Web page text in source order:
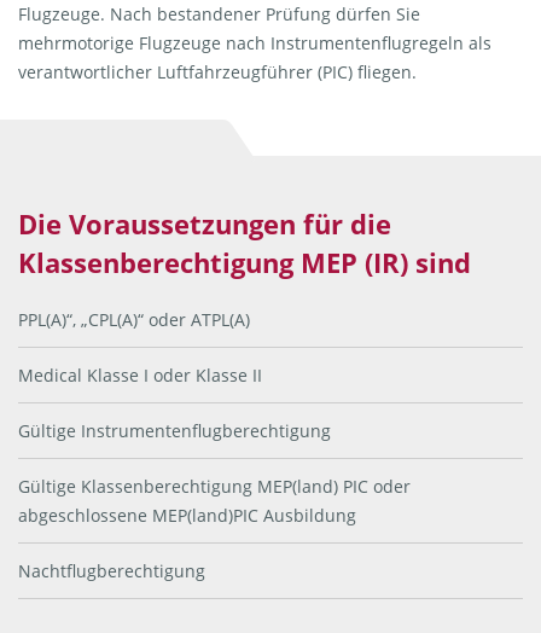
Flugzeuge. Nach bestandener Prüfung dürfen Sie
mehrmotorige Flugzeuge nach Instrumentenflugregeln als
verantwortlicher Luftfahrzeugführer (PIC) fliegen.
Die Voraussetzungen für die
Klassenberechtigung MEP (IR) sind
PPL(A)“, „CPL(A)“ oder ATPL(A)
Medical Klasse I oder Klasse II
Gültige Instrumentenflugberechtigung
Gültige Klassenberechtigung MEP(land) PIC oder
abgeschlossene MEP(land)PIC Ausbildung
Nachtflugberechtigung